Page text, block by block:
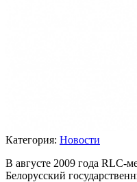
Категория: Новости
В августе 2009 года RLC-
Белорусский